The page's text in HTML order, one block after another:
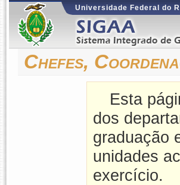
Universidade Federal do
Chefes,
Esta
dos
graduação
unidades
exercício.